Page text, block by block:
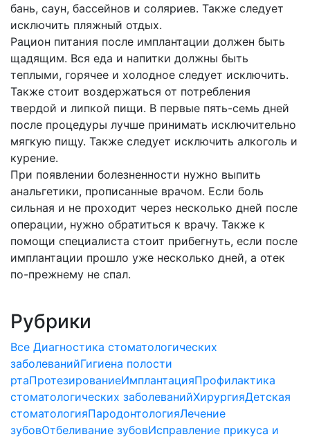
бань, саун, бассейнов и соляриев. Также следует
исключить пляжный отдых.
Рацион питания после имплантации должен быть
щадящим. Вся еда и напитки должны быть
теплыми, горячее и холодное следует исключить.
Также стоит воздержаться от потребления
твердой и липкой пищи. В первые пять-семь дней
после процедуры лучше принимать исключительно
мягкую пищу. Также следует исключить алкоголь и
курение.
При появлении болезненности нужно выпить
анальгетики, прописанные врачом. Если боль
сильная и не проходит через несколько дней после
операции, нужно обратиться к врачу. Также к
помощи специалиста стоит прибегнуть, если после
имплантации прошло уже несколько дней, а отек
по-прежнему не спал.
Рубрики
Все Диагностика стоматологических
заболеванийГигиена полости
ртаПротезированиеИмплантацияПрофилактика
стоматологических заболеванийХирургияДетская
стоматологияПародонтологияЛечение
зубовОтбеливание зубовИсправление прикуса и